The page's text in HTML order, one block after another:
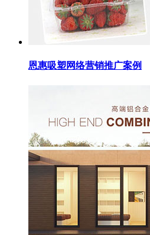
恩惠吸塑网络营销推广案例